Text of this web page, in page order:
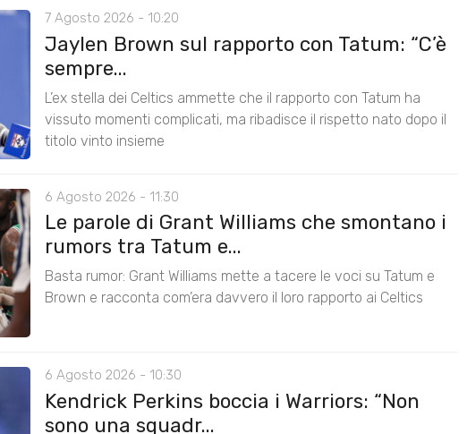
7 Agosto 2026 - 10:20
Jaylen Brown sul rapporto con Tatum: “C’è
sempre...
L’ex stella dei Celtics ammette che il rapporto con Tatum ha
vissuto momenti complicati, ma ribadisce il rispetto nato dopo il
titolo vinto insieme
6 Agosto 2026 - 11:30
Le parole di Grant Williams che smontano i
rumors tra Tatum e...
Basta rumor: Grant Williams mette a tacere le voci su Tatum e
Brown e racconta com’era davvero il loro rapporto ai Celtics
6 Agosto 2026 - 10:30
Kendrick Perkins boccia i Warriors: “Non
sono una squadr...